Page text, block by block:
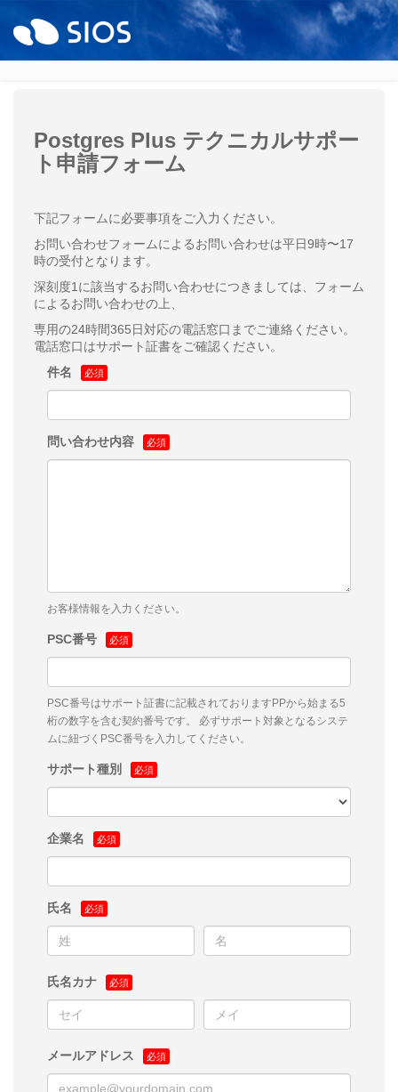
Postgres Plus テクニカルサポー
ト申請フォーム
下記フォームに必要事項をご入力ください。
お問い合わせフォームによるお問い合わせは平日9時〜17
時の受付となります。
深刻度1に該当するお問い合わせにつきましては、フォーム
によるお問い合わせの上、
専用の24時間365日対応の電話窓口までご連絡ください。
電話窓口はサポート証書をご確認ください。
件名
問い合わせ内容
お客様情報を入力ください。
PSC番号
PSC番号はサポート証書に記載されておりますPPから始まる5
桁の数字を含む契約番号です。 必ずサポート対象となるシステ
ムに紐づくPSC番号を入力してください。
サポート種別
企業名
氏名
氏名カナ
メールアドレス